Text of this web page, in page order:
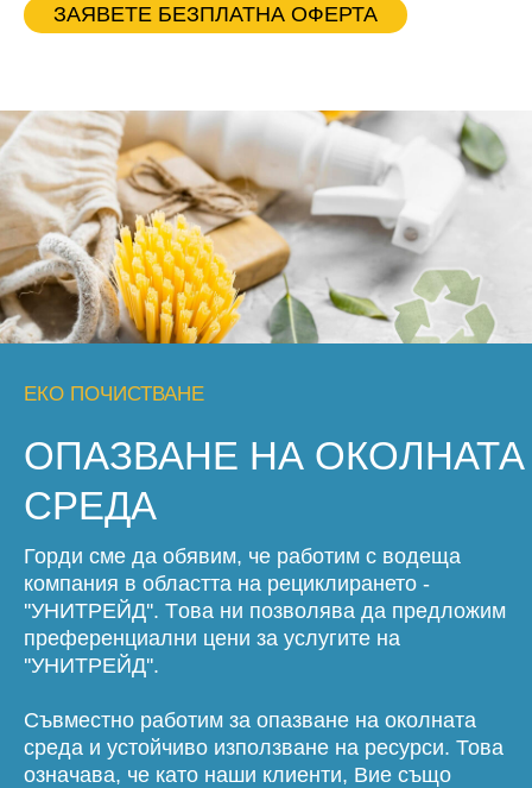
ЗАЯВЕТЕ БЕЗПЛАТНА ОФЕРТА
ЕКО ПОЧИСТВАНЕ
ОПАЗВАНЕ НА ОКОЛНАТА
СРЕДА
Горди сме да обявим, че работим с водеща
компания в областта на рециклирането -
''УНИТРЕЙД''. Tова ни позволява да предложим
преференциални цени за услугите на
''УНИТРЕЙД''.
Съвместно работим за опазване на околната
среда и устойчиво използване на ресурси. Това
означава, че като наши клиенти, Вие също